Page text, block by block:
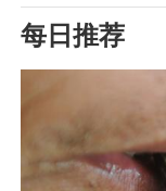
么念
每日推荐